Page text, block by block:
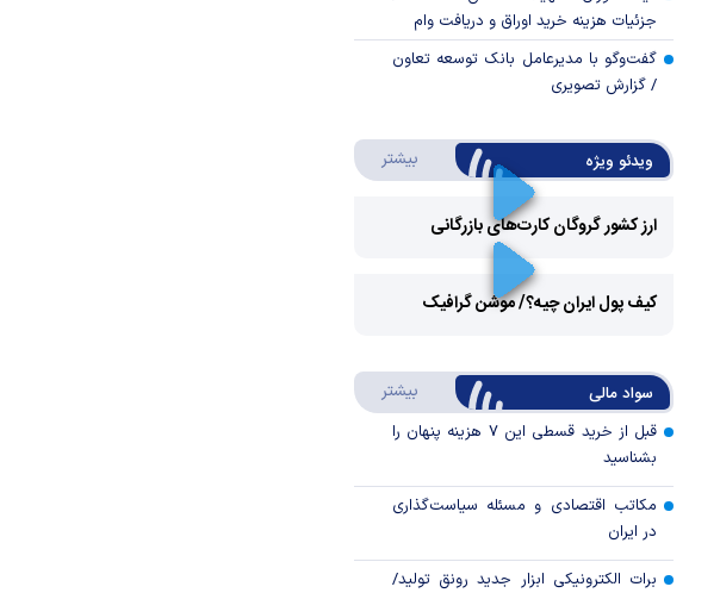
جزئیات هزینه خرید اوراق و دریافت وام
گفت‌وگو با مدیرعامل بانک توسعه تعاون
/ گزارش تصویری
ویدئو ویژه بیشتر درباره ویدئو ویژه
ارز کشور گروگان کارت‌های بازرگانی
Video
کیف پول ایران چیه؟/ موشن گرافیک
سواد مالی بیشتر درباره سواد مالی
قبل از خرید قسطی این ۷ هزینه پنهان را
بشناسید
مکاتب اقتصادی و مسئله سیاست‌گذاری
در ایران
برات الکترونیکی ابزار جدید رونق تولید/